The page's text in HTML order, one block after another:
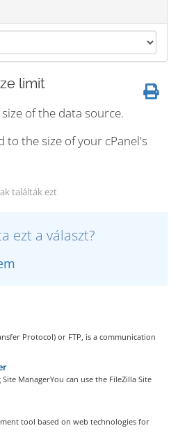
limit
of the data source.
to the size of your cPanel's
találták ezt
ezt a választ?
Protocol) or FTP, is a communication
ManagerYou can use the FileZilla Site
tool based on web technologies for